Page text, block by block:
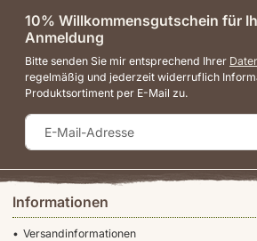
Informationen
Versandinformationen
10% Willkommensgutschein für
Anmeldung
Bitte senden Sie mir entsprechend Ihrer
regelmäßig und jederzeit widerruflich
Produktsortiment per E-Mail zu.